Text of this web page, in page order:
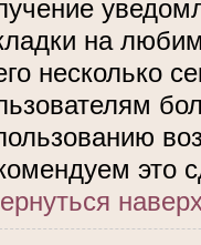
на
несколько
это